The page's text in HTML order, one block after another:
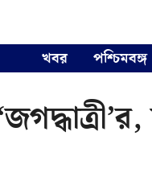
খবর পশ্চিমবঙ্গ